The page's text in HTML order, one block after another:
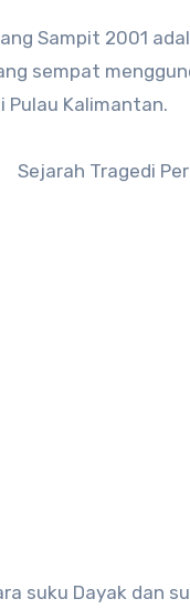
sempat
Pulau Kalimantan.
suku Dayak dan